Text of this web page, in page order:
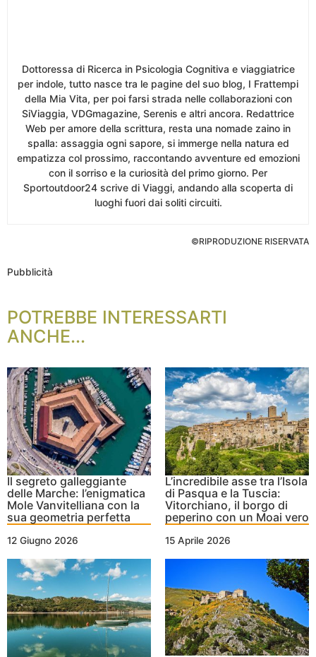
Dottoressa di Ricerca in Psicologia Cognitiva e viaggiatrice
per indole, tutto nasce tra le pagine del suo blog, I Frattempi
della Mia Vita, per poi farsi strada nelle collaborazioni con
SiViaggia, VDGmagazine, Serenis e altri ancora. Redattrice
Web per amore della scrittura, resta una nomade zaino in
spalla: assaggia ogni sapore, si immerge nella natura ed
empatizza col prossimo, raccontando avventure ed emozioni
con il sorriso e la curiosità del primo giorno. Per
Sportoutdoor24 scrive di Viaggi, andando alla scoperta di
luoghi fuori dai soliti circuiti.
©RIPRODUZIONE RISERVATA
Pubblicità
POTREBBE INTERESSARTI
ANCHE...
Il segreto galleggiante
delle Marche: l’enigmatica
Mole Vanvitelliana con la
sua geometria perfetta
12 Giugno 2026
L’incredibile asse tra l’Isola
di Pasqua e la Tuscia:
Vitorchiano, il borgo di
peperino con un Moai vero
15 Aprile 2026